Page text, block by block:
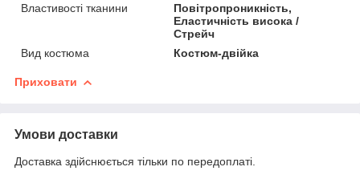
Властивості тканини
Повітропроникність,
Еластичність висока /
Стрейч
Вид костюма
Костюм-двійка
Приховати
Умови доставки
Доставка здійснюється тільки по передоплаті.